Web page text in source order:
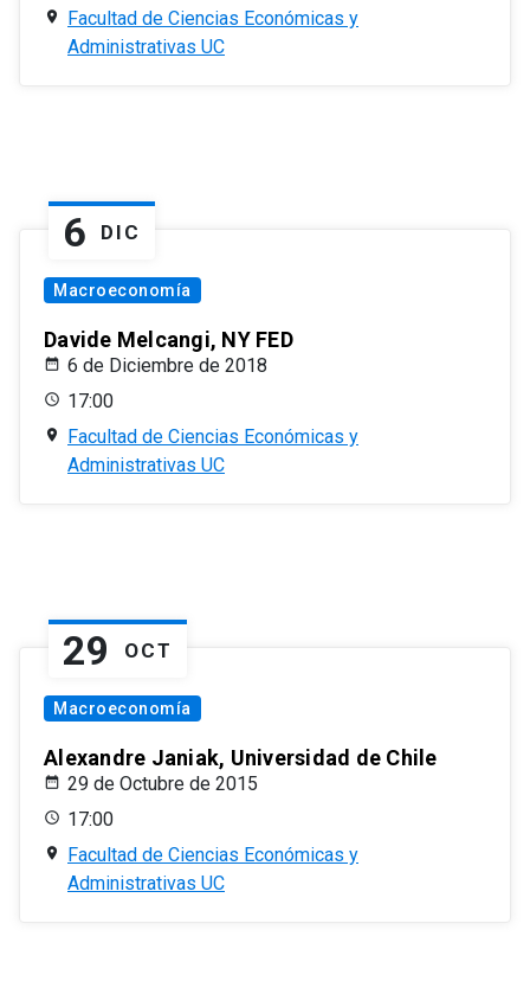
Facultad de Ciencias Económicas y
Administrativas UC
6 DIC
Macroeconomía
Davide Melcangi, NY FED
6 de Diciembre de 2018
17:00
Facultad de Ciencias Económicas y
Administrativas UC
29 OCT
Macroeconomía
Alexandre Janiak, Universidad de Chile
29 de Octubre de 2015
17:00
Facultad de Ciencias Económicas y
Administrativas UC